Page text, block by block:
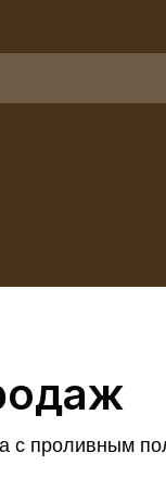
с проливным